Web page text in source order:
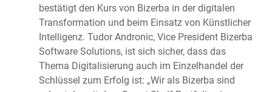
bestätigt den Kurs von Bizerba in der digitalen
Transformation und beim Einsatz von Künstlicher
Intelligenz. Tudor Andronic, Vice President Bizerba
Software Solutions, ist sich sicher, dass das
Thema Digitalisierung auch im Einzelhandel der
Schlüssel zum Erfolg ist: „Wir als Bizerba sind